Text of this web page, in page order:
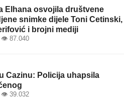
Elhana osvojila društvene
snimke dijele Toni Cetinski,
i brojni mediji
87.040
Cazinu: Policija uhapsila
39.032